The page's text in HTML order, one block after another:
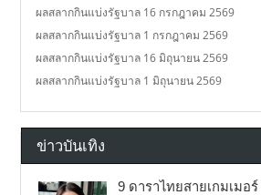
ผลสลากกินแบ่งรัฐบาล 16 กรกฎาคม 2569
ผลสลากกินแบ่งรัฐบาล 1 กรกฎาคม 2569
ผลสลากกินแบ่งรัฐบาล 16 มิถุนายน 2569
ผลสลากกินแบ่งรัฐบาล 1 มิถุนายน 2569
ข่าวบันเทิง
9 ดาราไทยสายเกมเมอ